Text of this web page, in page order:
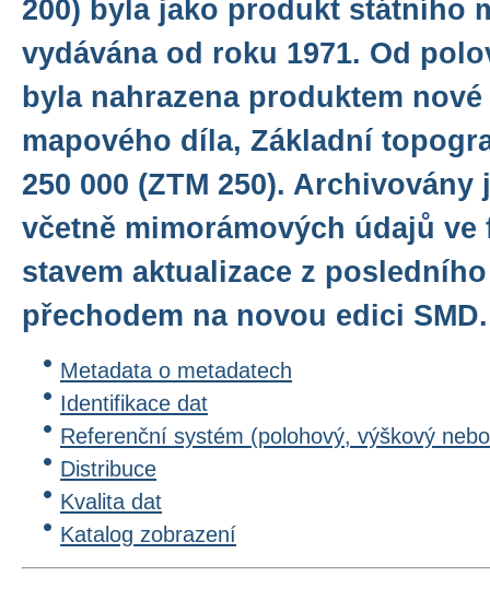
200) byla jako produkt státního
vydávána od roku 1971. Od
byla nahrazena produktem
mapového díla, Základní
250 000 (ZTM 250).
včetně mimorámových údajů ve
stavem aktualizace z
přechodem na novou edici SMD.
Metadata o metadatech
Identifikace dat
Referenční systém (polohový, výškový
Distribuce
Kvalita dat
Katalog zobrazení